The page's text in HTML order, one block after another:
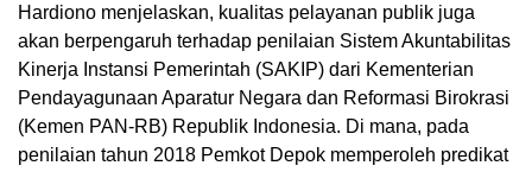
Hardiono menjelaskan, kualitas pelayanan publik juga
akan berpengaruh terhadap penilaian Sistem Akuntabilitas
Kinerja Instansi Pemerintah (SAKIP) dari Kementerian
Pendayagunaan Aparatur Negara dan Reformasi Birokrasi
(Kemen PAN-RB) Republik Indonesia. Di mana, pada
penilaian tahun 2018 Pemkot Depok memperoleh predikat